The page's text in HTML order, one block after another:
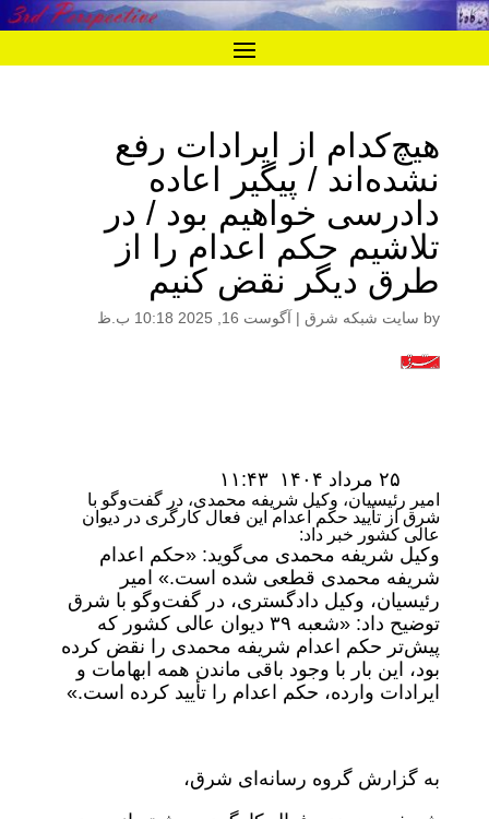
هیچ‌کدام از ایرادات رفع
نشده‌اند / پیگیر اعاده
دادرسی خواهیم بود / در
تلاشیم حکم اعدام را از
طرق دیگر نقض کنیم
by سایت شبکه شرق | آگوست 16, 2025 10:18 ب.ظ
۲۵ مرداد ۱۴۰۴ ۱۱:۴۳
امیر رئیسیان، وکیل شریفه محمدی، در گفت‌وگو با
شرق از تأیید حکم اعدام این فعال کارگری در دیوان
عالی کشور خبر داد:
وکیل شریفه محمدی می‌گوید: «حکم اعدام
شریفه محمدی قطعی شده است.» امیر
رئیسیان، وکیل دادگستری، در گفت‌وگو با شرق
توضیح داد: «شعبه ۳۹ دیوان عالی کشور که
پیش‌تر حکم اعدام شریفه محمدی را نقض کرده
بود، این بار با وجود باقی ماندن همه ابهامات و
ایرادات وارده، حکم اعدام را تأیید کرده است.»
به گزارش گروه رسانه‌ای شرق،